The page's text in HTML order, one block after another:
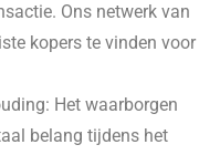
Ons netwerk van
kopers te vinden voor
Het waarborgen
belang tijdens het